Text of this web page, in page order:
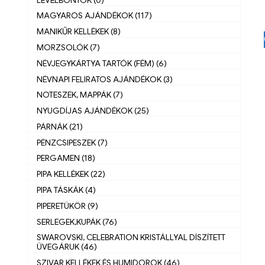
MAGYAROS AJÁNDÉKOK (117)
MANIKŰR KELLÈKEK (8)
MORZSOLÓK (7)
NÉVJEGYKÁRTYA TARTÓK (FÉM) (6)
NÉVNAPI FELIRATOS AJÁNDÉKOK (3)
NOTESZEK, MAPPÁK (7)
NYUGDÍJAS AJÁNDÉKOK (25)
PÁRNÁK (21)
PÉNZCSIPESZEK (7)
PERGAMEN (18)
PIPA KELLÉKEK (22)
PIPA TÁSKÁK (4)
PIPERETÜKÖR (9)
SERLEGEK,KUPÁK (76)
SWAROVSKI, CELEBRATION KRISTÁLLYAL DÍSZÍTETT
ÜVEGÁRUK (46)
SZIVAR KELLÉKEK ÉS HUMIDOROK (46)